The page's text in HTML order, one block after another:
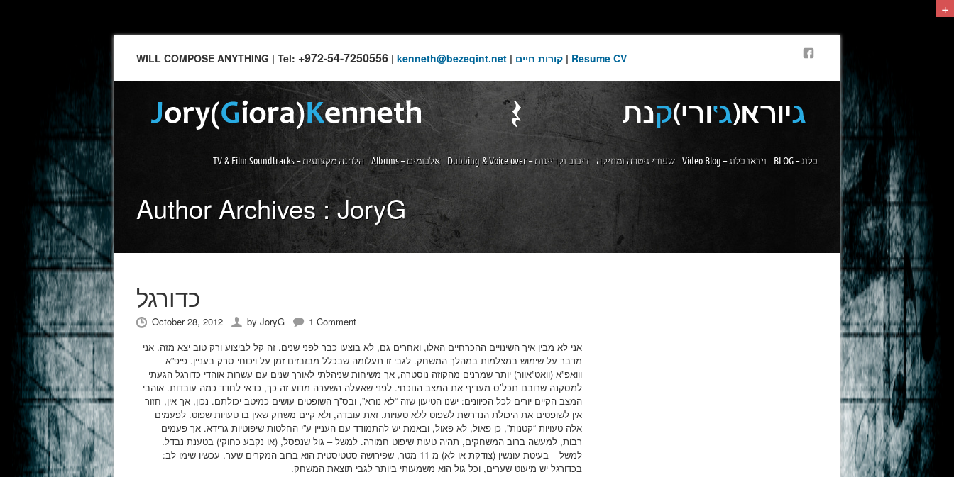
+
WILL COMPOSE ANYTHING | Tel: +972-54-7250556 | kenneth@bezeqint.net | קורות חיים | Resume CV
TV & Film Soundtracks – הלחנה מקצועית Albums – אלבומים Dubbing & Voice over – דיבוב וקריינות שעורי גיטרה ומוזיקה Video Blog – וידאו בלוג BLOG – בלוג
Author Archives :JoryG
כדורגל
October 28, 2012 by JoryG
1 Comment
אני לא מבין איך השינויים ההכרחיים האלו, ואחרים גם, לא בוצעו כבר לפני שנים. זה קל לביצוע ורק טוב יצא מזה. אני
מדבר על שימוש במצלמות במהלך המשחק. לגבי זו תעלומה שבכלל מבזבזים זמן על ויכוחי סרק בעניין. פיפ”א
ווואפ”א (וואט”אוור) יותר שמרנים מהקוזה נוסטרה, אך משיחות שניהלתי לאורך שנים עם עשרות אוהדי כדורגל הגעתי
למסקנה שרובם תכל’ס מעדיף את המצב הנוכחי. לפני שאעלה השערה מדוע זה כך, כדאי לחדד כמה עובדות. אוהבי
המצב הקיים יורים לכל הכיוונים: ישנו הטיעון שזה “לא נורא”, ובס”ך השופטים עושים כמיטב יכולתם. נכון, אך אין, חזור
אין לשופטים את היכולת הנדרשת לשפוט ללא טעויות. זאת עובדה, ולא קיים משחק שאין בו טעויות שפוט. לפעמים
אלה טעויות “קטנות”, כן פאול, לא פאול, ובאמת יש להתמודד עם העניין ע”י החלטות שיפוטיות גרידא. אך פעמים
רבות, למעשה ברוב המשחקים, תהיה טעות שיפוט חמורה. למשל – גול שנפסל, (או נקבע כחוקי) בטענת נבדל.
למשל – בעיטת עונשין (צודקת או לא) מ 11 מטר, שפירושה סטטיסטית הוא ברוב המקרים שער. עכשיו שימו לב:
בכדורגל יש מיעוט שערים, וכל גול הוא משמעותי ביותר לגבי תוצאת המשחק.